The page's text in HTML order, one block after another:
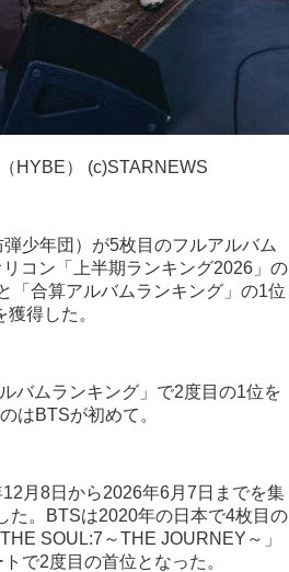
HYBE） (c)STARNEWS
少年団）が5枚目のフルアルバム
リコン「上半期ランキング2026」の
「合算アルバムランキング」の1位
獲得した。
バムランキング」で2度目の1位を
はBTSが初めて。
月8日から2026年6月7日までを集
た。BTSは2020年の日本で4枚目の
SOUL:7～THE JOURNEY～」
で2度目の首位となった。